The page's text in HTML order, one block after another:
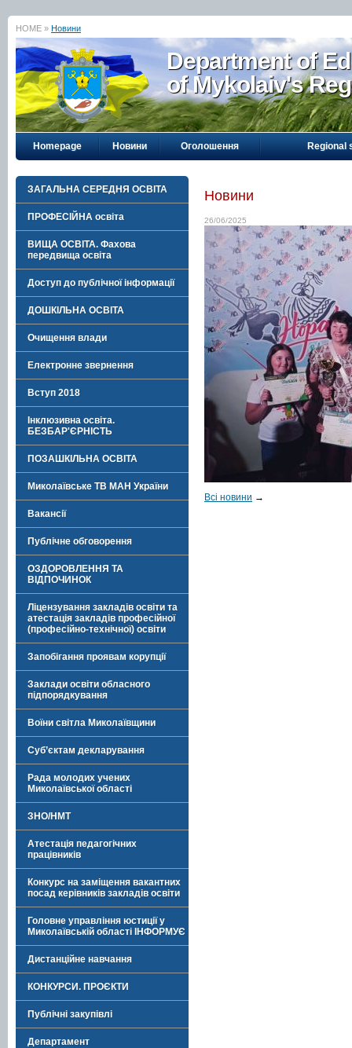
HOME » Новини
Department of
of Mykolaiv's
Homepage Новини Оголошення Regional
ЗАГАЛЬНА СЕРЕДНЯ ОСВІТА
ПРОФЕСІЙНА освіта
ВИЩА ОСВІТА. Фахова
передвища освіта
Доступ до публічної інформації
ДОШКІЛЬНА ОСВІТА
Очищення влади
Електронне звернення
Вступ 2018
Інклюзивна освіта.
БЕЗБАР'ЄРНІСТЬ
ПОЗАШКІЛЬНА ОСВІТА
Миколаївське ТВ МАН України
Вакансії
Публічне обговорення
ОЗДОРОВЛЕННЯ ТА
ВІДПОЧИНОК
Ліцензування закладів освіти та
атестація закладів професійної
(професійно-технічної) освіти
Запобігання проявам корупції
Заклади освіти обласного
підпорядкування
Воїни світла Миколаївщини
Суб’єктам декларування
Рада молодих учених
Миколаївської області
ЗНО/НМТ
Атестація педагогічних
працівників
Конкурс на заміщення вакантних
посад керівників закладів освіти
Головне управління юстиції у
Миколаївській області ІНФОРМУЄ
Дистанційне навчання
КОНКУРСИ. ПРОЄКТИ
Публічні закупівлі
Департамент
Новини
26/06/2025
Всі новини →